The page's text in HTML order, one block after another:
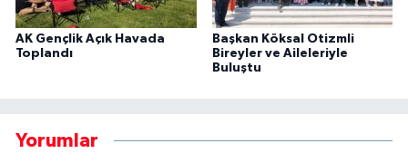
AK Gençlik Açık Havada
Toplandı
Başkan Köksal Otizmli
Bireyler ve Aileleriyle
Buluştu
Yorumlar